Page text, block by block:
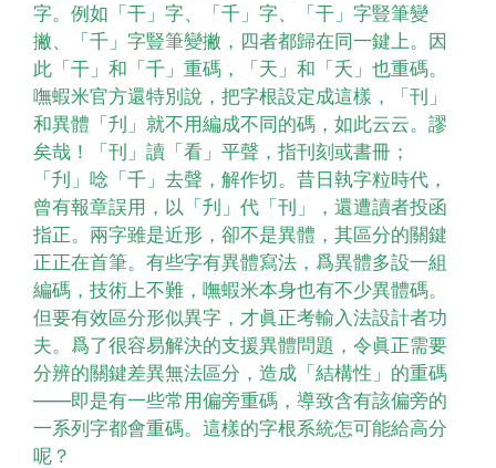
字。例如「干」字、「千」字、「干」字豎筆變
撇、「千」字豎筆變撇，四者都歸在同一鍵上。因
此「干」和「千」重碼，「天」和「夭」也重碼。
嘸蝦米官方還特別說，把字根設定成這樣，「刊」
和異體「刋」就不用編成不同的碼，如此云云。謬
矣哉！「刊」讀「看」平聲，指刊刻或書冊；
「刋」唸「千」去聲，解作切。昔日執字粒時代，
曾有報章誤用，以「刋」代「刊」，還遭讀者投函
指正。兩字雖是近形，卻不是異體，其區分的關鍵
正正在首筆。有些字有異體寫法，爲異體多設一組
編碼，技術上不難，嘸蝦米本身也有不少異體碼。
但要有效區分形似異字，才眞正考輸入法設計者功
夫。爲了很容易解決的支援異體問題，令眞正需要
分辨的關鍵差異無法區分，造成「結構性」的重碼
——即是有一些常用偏旁重碼，導致含有該偏旁的
一系列字都會重碼。這樣的字根系統怎可能給高分
呢？